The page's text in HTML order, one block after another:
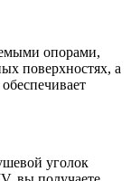
опорами,
поверхностях, а
уголок